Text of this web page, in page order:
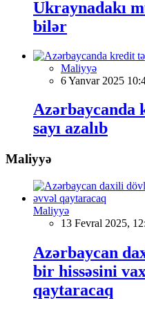
Ukraynadakı
bilər
Maliyyə
6 Yanvar 2025
Azərbaycanda
sayı azalıb
Maliyyə
Maliyyə
13 Fevral 2025,
Azərbaycan
bir hissəsini
qaytaracaq